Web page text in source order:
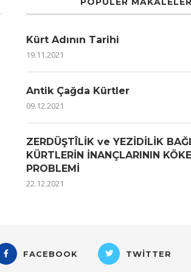
Kürt Adının Tarihi
19.11.2021
Antik Çağda Kürtler
09.12.2021
ZERDÜŞTÎLİK ve YEZİDİLİK
KÜRTLERİN İNANÇLARININ
PROBLEMİ
22.12.2021
FACEBOOK TWITTER